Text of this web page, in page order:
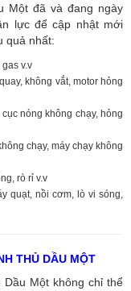
Một đã và đang ngày
lực để cập nhật mới
quả nhất:
v.v
không vắt, motor hỏng
nóng không chạy, hỏng
chạy, máy chạy không
rò rỉ v.v
quạt, nồi cơm, lò vi sóng,
THỦ DẦU MỘT
Một không chỉ thể